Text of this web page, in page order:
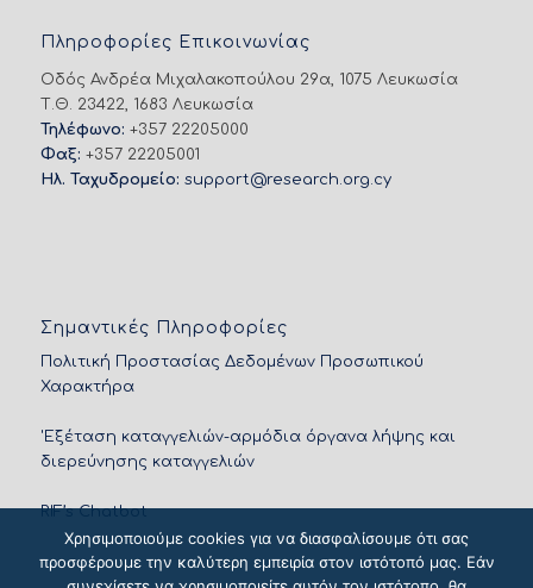
Πληροφορίες Επικοινωνίας
Οδός Ανδρέα Μιχαλακοπούλου 29α, 1075 Λευκωσία
Τ.Θ. 23422, 1683 Λευκωσία
Τηλέφωνο: +357 22205000
Φαξ: +357 22205001
Ηλ. Ταχυδρομείο: support@research.org.cy
Σημαντικές Πληροφορίες
Πολιτική Προστασίας Δεδομένων Προσωπικού
Χαρακτήρα
'Εξέταση καταγγελιών-αρμόδια όργανα λήψης και
διερεύνησης καταγγελιών
RIF’s Chatbot
Χρησιμοποιούμε cookies για να διασφαλίσουμε ότι σας
προσφέρουμε την καλύτερη εμπειρία στον ιστότοπό μας. Εάν